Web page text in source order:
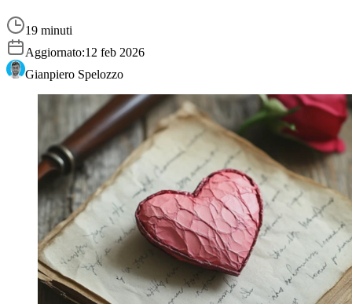
19 minuti
Aggiornato:12 feb 2026
Gianpiero Spelozzo